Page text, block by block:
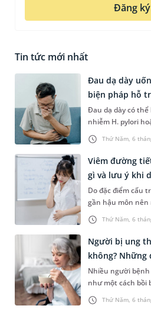
Đăng ký
Tin tức mới nhất
Thứ Năm, 6
Đau dạ dày
biện pháp hỗ
Đau dạ dày có
nhiễm H. pylori
khác. Dựa theo
cân nhắc chỉ định
Thứ Năm, 6
Viêm đường
gì và lưu ý khi
Do đặc điểm cấu
gần hậu môn
đường tiết niệu
nhân, mức độ
Thứ Năm, 6
Người bị ung
không? Những
Nhiều người
như một cách bồi
điều trị ung thư.
ung thư có uống